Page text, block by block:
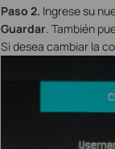
Paso 2. Ingrese su
Guardar. También
Si desea cambiar la